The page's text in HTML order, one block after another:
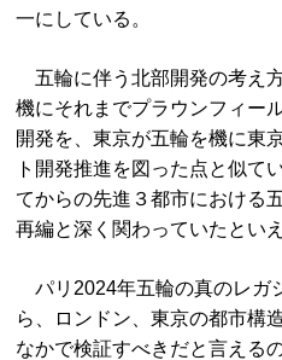
一にしている。
五輪に伴う北部開発の考え
機にそれまでプラウンフィー
開発を、東京が五輪を機に東
ト開発推進を図った点と似て
てからの先進３都市における
再編と深く関わっていたといえ
パリ2024年五輪の真のレガ
ら、ロンドン、東京の都市構
なかで検証すべきだと言える